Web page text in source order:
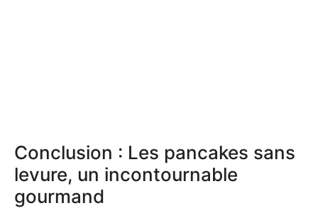
Conclusion : Les pancakes sans
levure, un incontournable
gourmand